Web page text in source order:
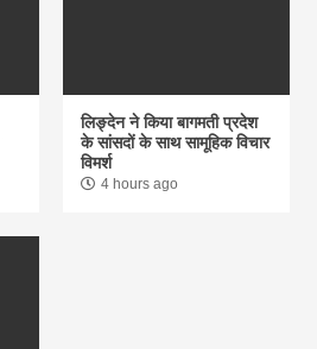
लिङ्देन ने किया बागमती प्रदेश
के सांसदों के साथ सामूहिक विचार
विमर्श
4 hours ago